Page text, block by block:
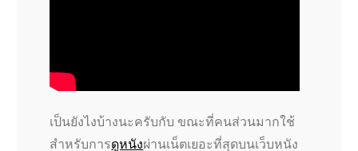
เป็นยังไงบ้างนะครับกับ ขณะที่คนส่วนมากใช้
สำหรับการดูหนังผ่านเน็ตเยอะที่สุดบนเว็บหนัง